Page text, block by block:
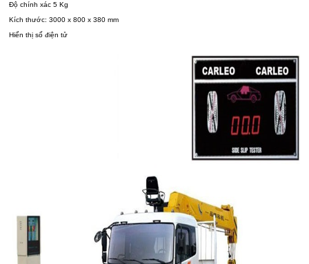
Độ chính xác 5 Kg
Kích thước: 3000 x 800 x 380 mm
Hiển thị số điện tử